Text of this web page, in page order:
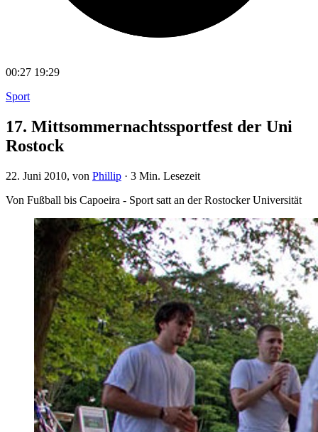
00:27 19:29
Sport
17. Mittsommernachtssportfest der Uni
Rostock
22. Juni 2010, von Phillip · 3 Min. Lesezeit
Von Fußball bis Capoeira - Sport satt an der Rostocker Universität